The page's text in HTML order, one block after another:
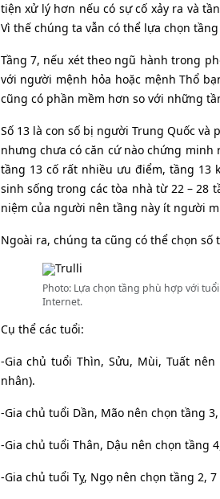
tiện xử lý hơn nếu có sự cố xảy ra và
Vì thế chúng ta vẫn có thể lựa chọn
Tầng 7, nếu xét theo ngũ hành trong
với người mệnh hỏa hoặc mệnh Thổ
cũng có phần mềm hơn so với những
Số 13 là con số bị người Trung Quốc và
nhưng chưa có căn cứ nào chứng minh
tầng 13 cố rất nhiều ưu điểm, tầng 13
sinh sống trong các tòa nhà từ 22 – 28
niệm của người nên tầng này ít người
Ngoài ra, chúng ta cũng có thể chọn số
Photo: Lựa chọn tầng phù hợp với
Internet.
Cụ thể các tuổi:
-Gia chủ tuổi Thìn, Sửu, Mùi, Tuất
nhân).
-Gia chủ tuổi Dần, Mão nên chọn tầng
-Gia chủ tuổi Thân, Dậu nên chọn tầng
-Gia chủ tuổi Tỵ, Ngọ nên chọn tầng 2,